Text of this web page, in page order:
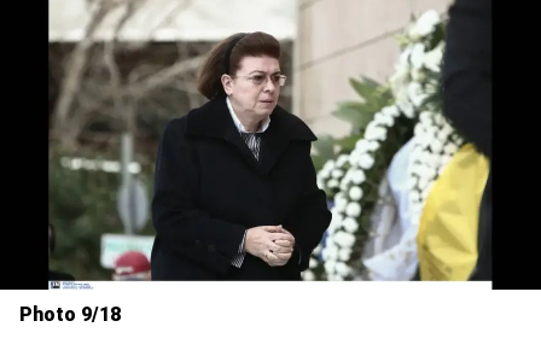
Photo 9/18